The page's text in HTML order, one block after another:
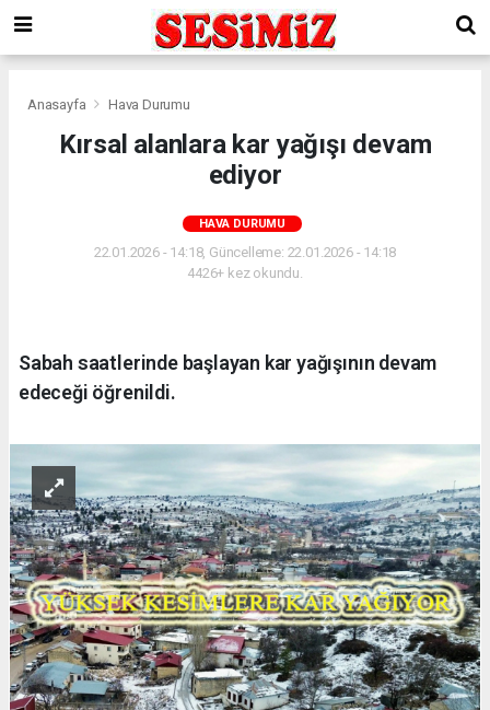
Anasayfa Hava Durumu
Kırsal alanlara kar yağışı devam
ediyor
HAVA DURUMU
22.01.2026 - 14:18, Güncelleme: 22.01.2026 - 14:18
4426+ kez okundu.
Sabah saatlerinde başlayan kar yağışının devam
edeceği öğrenildi.